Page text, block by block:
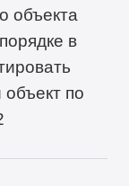
объекта
в
по